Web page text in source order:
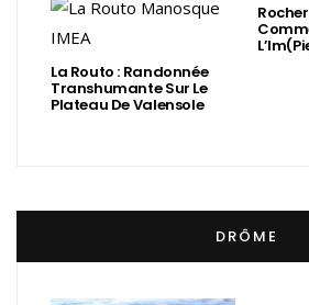
La Routo : Randonnée
Transhumante Sur Le
Plateau De Valensole
DRÔME